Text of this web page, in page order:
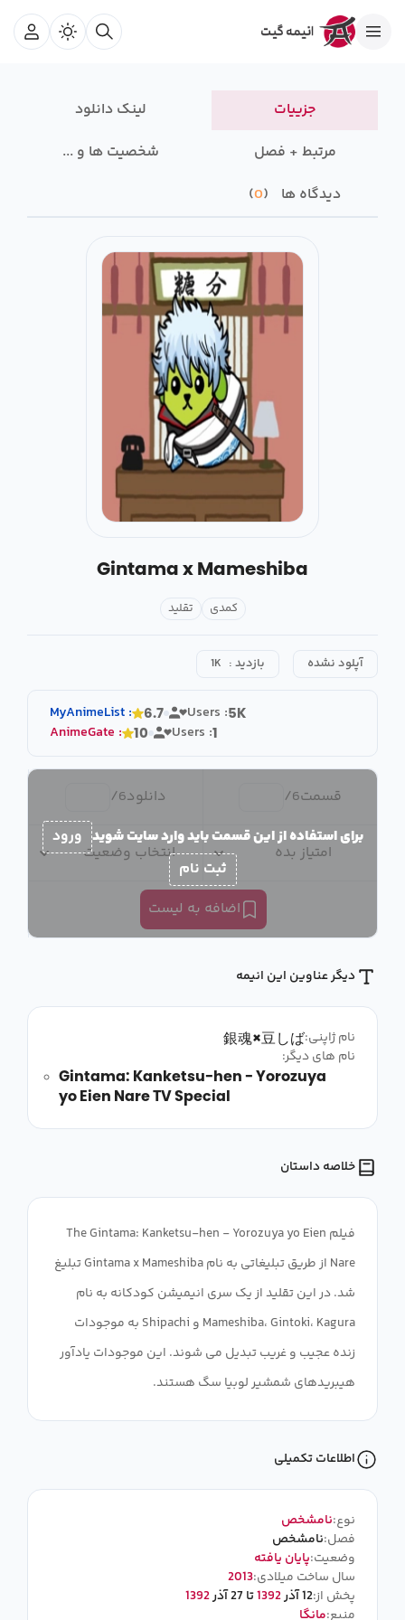
جزییات
لینک دانلود
مرتبط + فصل
شخصیت ها و ...
دیدگاه ها
0
Gintama x Mameshiba
کمدی تقلید
آپلود نشده بازدید : 1K
MyAnimeList : 6.7 Users :5K
AnimeGate : 10 Users :1
قسمت6
/ دانلود6
/
امتیاز بده انتخاب وضعیت
اضافه به لیست
برای استفاده از این قسمت باید وارد سایت شوید ورود
ثبت نام
دیگر عناوین این انیمه
نام ژاپنی:銀魂×豆しば
نام های دیگر:
Gintama: Kanketsu-hen - Yorozuya
yo Eien Nare TV Special
خلاصه داستان
فیلم The Gintama: Kanketsu-hen - Yorozuya yo Eien
Nare از طریق تبلیغاتی به نام Gintama x Mameshiba تبلیغ
شد. در این تقلید از یک سری انیمیشن کودکانه به نام
Mameshiba، Gintoki، Kagura و Shipachi به موجودات
زنده عجیب و غریب تبدیل می شوند. این موجودات یادآور
هیبریدهای شمشیر لوبیا سگ هستند.
اطلاعات تکمیلی
نوع:نامشخص
فصل:نامشخص
وضعیت:پایان یافته
سال ساخت میلادی:2013
پخش از:12 آذر 1392تا 27 آذر
1392
منبع:مانگا